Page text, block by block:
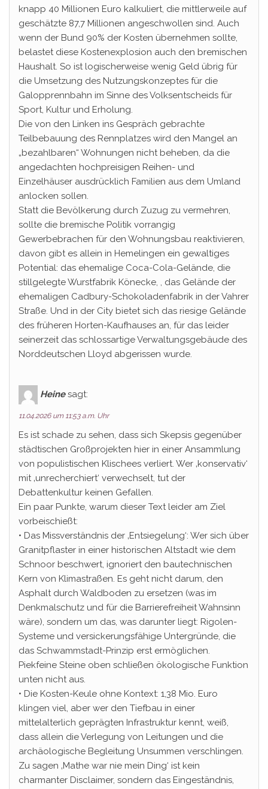
knapp 40 Millionen Euro kalkuliert, die mittlerweile auf
geschätzte 87,7 Millionen angeschwollen sind. Auch
wenn der Bund 90% der Kosten übernehmen sollte,
belastet diese Kostenexplosion auch den bremischen
Haushalt. So ist logischerweise wenig Geld übrig für
die Umsetzung des Nutzungskonzeptes für die
Galopprennbahn im Sinne des Volksentscheids für
Sport, Kultur und Erholung.
Die von den Linken ins Gespräch gebrachte
Teilbebauung des Rennplatzes wird den Mangel an
„bezahlbaren“ Wohnungen nicht beheben, da die
angedachten hochpreisigen Reihen- und
Einzelhäuser ausdrücklich Familien aus dem Umland
anlocken sollen.
Statt die Bevölkerung durch Zuzug zu vermehren,
sollte die bremische Politik vorrangig
Gewerbebrachen für den Wohnungsbau reaktivieren,
davon gibt es allein in Hemelingen ein gewaltiges
Potential: das ehemalige Coca-Cola-Gelände, die
stillgelegte Wurstfabrik Könecke, , das Gelände der
ehemaligen Cadbury-Schokoladenfabrik in der Vahrer
Straße. Und in der City bietet sich das riesige Gelände
des früheren Horten-Kaufhauses an, für das leider
seinerzeit das schlossartige Verwaltungsgebäude des
Norddeutschen Lloyd abgerissen wurde.
Heine sagt:
11.04.2026 um 11:53 a.m. Uhr
Es ist schade zu sehen, dass sich Skepsis gegenüber
städtischen Großprojekten hier in einer Ansammlung
von populistischen Klischees verliert. Wer ‚konservativ‘
mit ‚unrecherchiert‘ verwechselt, tut der
Debattenkultur keinen Gefallen.
Ein paar Punkte, warum dieser Text leider am Ziel
vorbeischießt:
• Das Missverständnis der ‚Entsiegelung‘: Wer sich über
Granitpflaster in einer historischen Altstadt wie dem
Schnoor beschwert, ignoriert den bautechnischen
Kern von Klimastraßen. Es geht nicht darum, den
Asphalt durch Waldboden zu ersetzen (was im
Denkmalschutz und für die Barrierefreiheit Wahnsinn
wäre), sondern um das, was darunter liegt: Rigolen-
Systeme und versickerungsfähige Untergründe, die
das Schwammstadt-Prinzip erst ermöglichen.
Piekfeine Steine oben schließen ökologische Funktion
unten nicht aus.
• Die Kosten-Keule ohne Kontext: 1,38 Mio. Euro
klingen viel, aber wer den Tiefbau in einer
mittelalterlich geprägten Infrastruktur kennt, weiß,
dass allein die Verlegung von Leitungen und die
archäologische Begleitung Unsummen verschlingen.
Zu sagen ‚Mathe war nie mein Ding‘ ist kein
charmanter Disclaimer, sondern das Eingeständnis,